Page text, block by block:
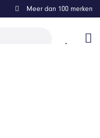
Meer dan 100 merken